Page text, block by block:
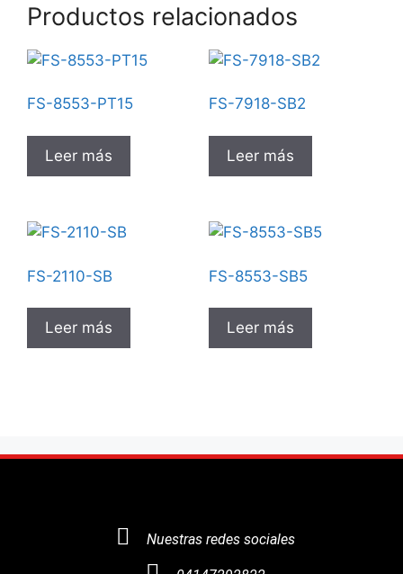
Productos relacionados
FS-8553-PT15
Leer más
FS-7918-SB2
Leer más
FS-2110-SB
Leer más
FS-8553-SB5
Leer más
Nuestras redes sociales